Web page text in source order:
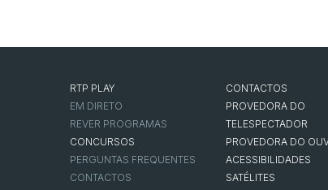
RTP PLAY
EM DIRETO
REVER PROGRAMAS
CONCURSOS
PERGUNTAS FREQUENTES
CONTACTOS
CONTACTOS
PROVEDORA DO
TELESPECTADOR
PROVEDORA DO
ACESSIBILIDADES
SATÉLITES